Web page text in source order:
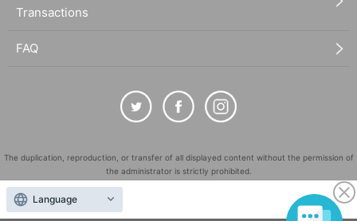
Transactions
FAQ
The duplication, reproduction, or transfer of all displayed content without the permission of
the administrator is strictly prohibited.
"LivePocket" is a registered trademark of LivePocket Inc. (Registration No. 5600161).
QR Code is a registered trademark of DENSO WAVE INCORPORATED in Japan and in other
Language